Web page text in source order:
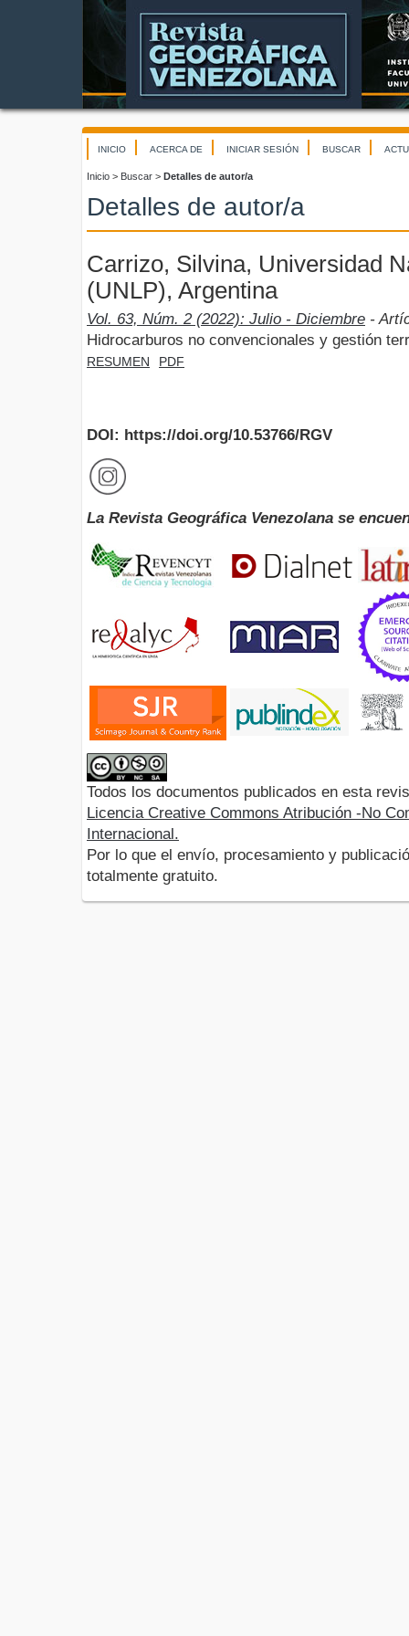
INICIO ACERCA DE INICIAR SESIÓN BUSCAR
Inicio > Buscar > Detalles de autor/a
Detalles de autor/a
Carrizo, Silvina, Universidad
(UNLP), Argentina
Vol. 63, Núm. 2 (2022): Julio - Diciembre -
Hidrocarburos no convencionales y gestión
RESUMEN PDF
DOI: https://doi.org/10.53766/RGV
La Revista Geográfica Venezolana se
Todos los documentos publicados en esta
Licencia Creative Commons Atribución -No
Internacional.
Por lo que el envío, procesamiento y
totalmente gratuito.